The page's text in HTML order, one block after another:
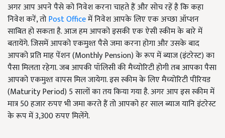
अगर आप अपने पैसे को निवेश करना चाहते हैं और सोच रहें है कि कहा
निवेश करें,तोPost Officeमें निवेश आपके लिए एक अच्छा ऑप्शन
साबित हो सकता है. आज हम आपको इसकी एक ऐसी स्कीम के बारे में
बतायेंगे. जिसमें आपको एकमुश्त पैसे जमा करना होगा और उसके बाद
आपको प्रति माह पेंशन (Monthly Pension) के रूप में ब्याज (इंटरेस्ट) का
पैसा मिलता रहेगा. जब आपकी पॉलिसी की मैच्योरिटी होगी तब आपका पैसा
आपको एकमुश्त वापस मिल जायेगा. इस स्कीम के लिए मैच्योरिटी पीरियड
(Maturity Period) 5 सालों का तय किया गया है. अगर आप इस स्कीम में
मात्र 50 हजार रुपए भी जमा करते हैं तो आपको हर साल ब्याज यानि इंटरेस्ट
के रूप में 3,300 रुपए मिलेंगे.